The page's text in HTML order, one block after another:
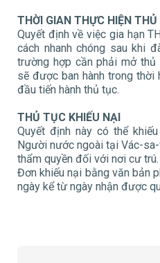
THỜI GIAN THỰC HIỆN
Quyết định về việc gia hạn
cách nhanh chóng sau khi
trường hợp cần phải mở
sẽ được ban hành trong thời
đầu tiến hành thủ tục.
THỦ TỤC KHIẾU NẠI
Quyết định này có thể
Người nước ngoài tại Vác-
thẩm quyền đối với nơi cư trú.
Đơn khiếu nại bằng văn bản
ngày kể từ ngày nhận được